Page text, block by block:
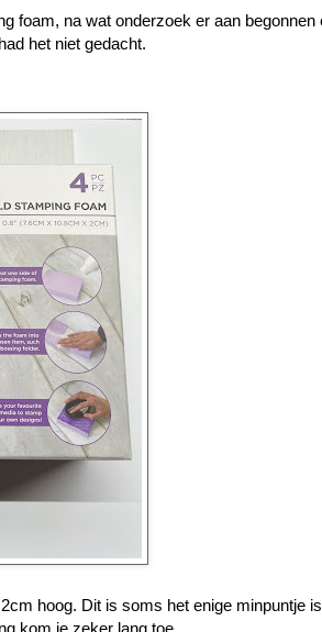
foam, na wat onderzoek er aan begonnen
het niet gedacht.
hoog. Dit is soms het enige minpuntje
kom je zeker lang toe.